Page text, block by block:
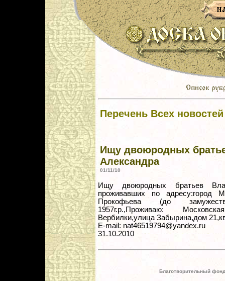
Перечень Всех новостей
Ищу двоюродных
Александра
01/11/10
Ищу двоюродных братьев
проживавших по адресу:город
Прокофьева (до
1957г.р.,Проживаю:
Вербилки,улица Забырина,дом
E-mail: nat46519794@yandex.ru
31.10.2010
Благотворительный